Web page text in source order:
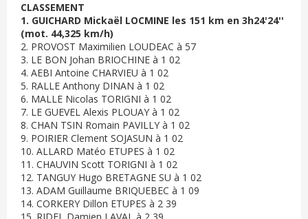
CLASSEMENT
1. GUICHARD Mickaël LOCMINE les 151 km en 3h24'24''
(mot. 44,325 km/h)
2. PROVOST Maximilien LOUDEAC à 57
3. LE BON Johan BRIOCHINE à 1 02
4. AEBI Antoine CHARVIEU à 1 02
5. RALLE Anthony DINAN à 1 02
6. MALLE Nicolas TORIGNI à 1 02
7. LE GUEVEL Alexis PLOUAY à 1 02
8. CHAN TSIN Romain PAVILLY à 1 02
9. POIRIER Clement SOJASUN à 1 02
10. ALLARD Matéo ETUPES à 1 02
11. CHAUVIN Scott TORIGNI à 1 02
12. TANGUY Hugo BRETAGNE SU à 1 02
13. ADAM Guillaume BRIQUEBEC à 1 09
14. CORKERY Dillon ETUPES à 2 39